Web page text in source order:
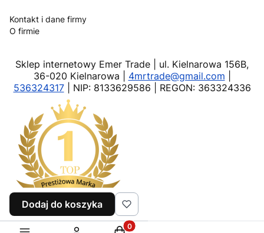
Kontakt i dane firmy
O firmie
Sklep internetowy Emer Trade | ul. Kielnarowa 156B,
36-020 Kielnarowa | 4mrtrade@gmail.com
536324317| NIP: 8133629586 | REGON: 363324336
Dodaj do koszyka